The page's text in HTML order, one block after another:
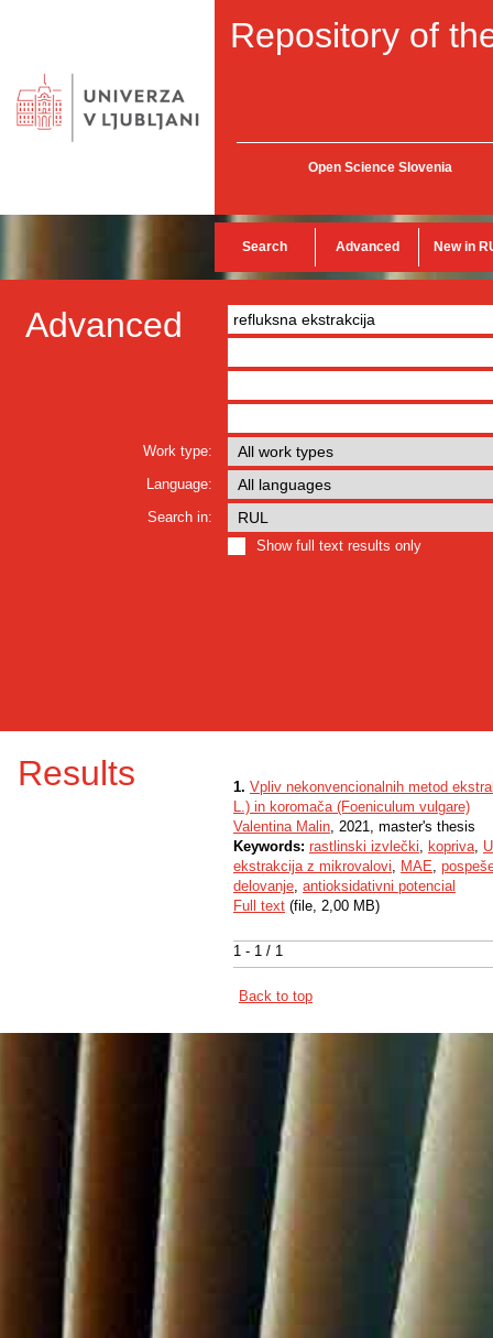
Repository of
Open Science Slovenia
Search Advanced New in
Advanced
Work type:
Language:
Search in:
Show full text results only
Results
1 - 1 / 1
1. Vpliv nekonvencionalnih metod
L.) in koromača (Foeniculum vulgare)
Valentina Malin, 2021, master's thesis
Keywords: rastlinski izvlečki, kopriva,
ekstrakcija z mikrovalovi, MAE,
delovanje, antioksidativni potencial
Full text (file, 2,00 MB)
Back to top